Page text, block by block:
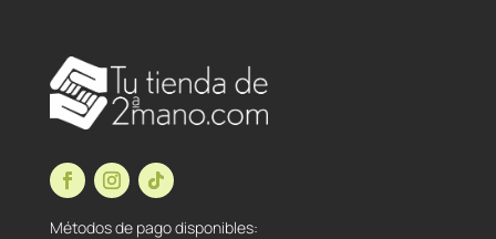
Métodos de pago disponibles: